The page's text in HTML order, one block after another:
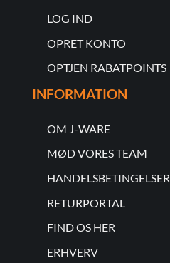
LOG IND
OPRET KONTO
OPTJEN RABATPOINTS
INFORMATION
OM J-WARE
MØD VORES TEAM
HANDELSBETINGELSER
RETURPORTAL
FIND OS HER
ERHVERV